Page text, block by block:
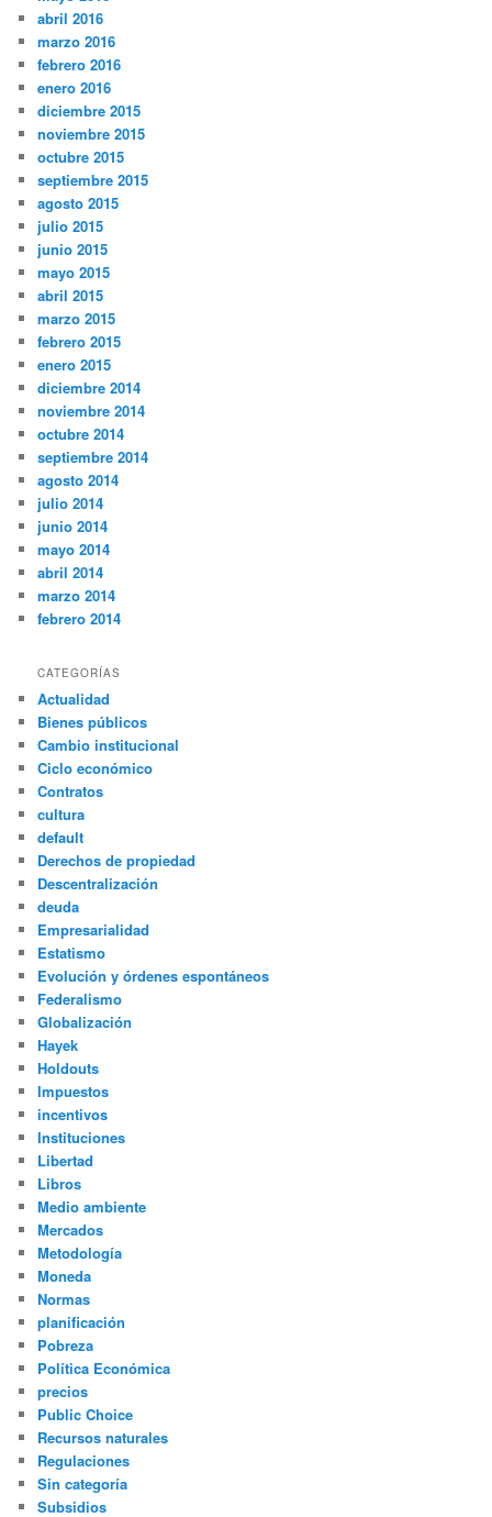
abril 2016
marzo 2016
febrero 2016
enero 2016
diciembre 2015
noviembre 2015
octubre 2015
septiembre 2015
agosto 2015
julio 2015
junio 2015
mayo 2015
abril 2015
marzo 2015
febrero 2015
enero 2015
diciembre 2014
noviembre 2014
octubre 2014
septiembre 2014
agosto 2014
julio 2014
junio 2014
mayo 2014
abril 2014
marzo 2014
febrero 2014
CATEGORÍAS
Actualidad
Bienes públicos
Cambio institucional
Ciclo económico
Contratos
cultura
default
Derechos de propiedad
Descentralización
deuda
Empresarialidad
Estatismo
Evolución y órdenes espontáneos
Federalismo
Globalización
Hayek
Holdouts
Impuestos
incentivos
Instituciones
Libertad
Libros
Medio ambiente
Mercados
Metodología
Moneda
Normas
planificación
Pobreza
Política Económica
precios
Public Choice
Recursos naturales
Regulaciones
Sin categoría
Subsidios